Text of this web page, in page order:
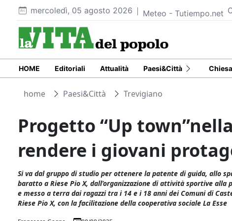
mercoledì, 05 agosto 2026 Meteo - Tutiempo.net
HOME Editoriali Attualità Paesi&Città Chiesa
home Paesi&Città Trevigiano
Progetto “Up
rendere i giovani
Si va dal gruppo di studio per ottenere la patente di guida, allo
baratto a Riese Pio X, dall’organizzazione di attività sportive
e messo a terra dai ragazzi tra i 14 e i 18 anni dei Comuni di
Riese Pio X, con la facilitazione della cooperativa sociale La Esse